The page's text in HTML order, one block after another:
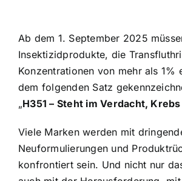
Ab dem 1. September 2025
Insektizidprodukte, die
Konzentrationen von mehr als 1%
dem folgenden Satz
„H351 – Steht im Verdacht,
Viele Marken werden mit
Neuformulierungen und
konfrontiert sein. Und nicht nur